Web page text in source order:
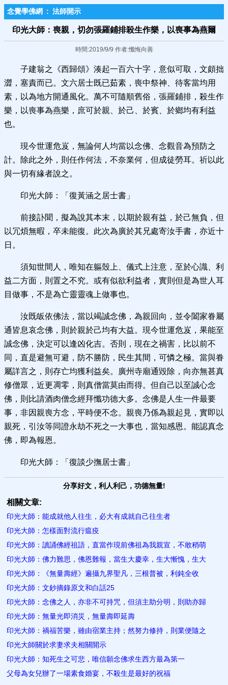
念覺學佛網 : 法師開示
印光大師：喪親，切勿張羅鋪排殺生作樂，以喪事為燕爾
時間:2019/9/9 作者:懺悔向善
子建翁之《西歸頌》湊起一百六十字，意似可取，文頗拙
澀，塞責而已。文六居士既已茹素，喪中祭神、待客當均用
素，以為地方開通風化。萬不可隨順舊俗，張羅鋪排，殺生作
樂，以喪事為燕樂，庶可於親、於己、於賓、於鄉均有利益
也。
現今世運危岌，無論何人均當以念佛、念觀音為預防之
計。除此之外，則任作何法，不奈業何，但成徒勞耳。祈以此
與一切有緣者說之。
印光大師：「復黃涵之居士書」
前接訃聞，擬為說其本末，以期於親有益，於己無負，但
以冗煩無暇，卒未能復。此次為廣於其兄處寄汝手書，亦近十
日。
須知世間人，唯知在軀殼上、儀式上注意，至於心識、利
益二方面，則置之不究。或有似欲利益者，實則但是為世人耳
目做事，不是為亡靈靈魂上做事也。
汝既皈依佛法，當以竭誠念佛，為親回向，並令闔家眷屬
通皆息哀念佛，則於親於己均有大益。現今世運危岌，果能至
誠念佛，決定可以逢凶化吉。否則，現在之禍害，比以前不
同，直是避無可避，防不勝防，民生其間，可憐之極。當與眷
屬詳言之，則存亡均獲利益矣。廣州寺廟通毀除，向亦無甚真
修僧眾，近更凋零，則真僧當莫由而得。但自己以至誠心念
佛，則比請酒肉僧念經拜懺功德大多。念佛是人生一件最要
事，非因親喪方念，平時便不念。親喪乃係為親起見，實即以
親死，引汝等同證永劫不死之一大事也，當知感恩。能認真念
佛，即為報恩。
印光大師：「復談少撫居士書」
分享好文，利人利己，功德無量!
相關文章:
印光大師：能成就他人往生，必大有成就自己往生者
印光大師：怎樣面對​流行瘟疫
印光大師：讀誦佛經祖語，直當作現前佛祖為我親宣，不敢稍萌
印光大師：佛力難思，佛恩難報，當生大慶幸，生大慚愧，生大
印光大師：《無量壽經》遍攝九界聖凡，三根普被，利鈍全收
印光大師：文鈔摘錄原文和白話25
印光大師：念佛之人，亦非不可持咒，但須主助分明，則助亦歸
印光大師：無量光即消災，無量壽即延壽
印光大師：禍福苦樂，雖由宿業主持；然努力修持，則業便隨之
印光大師關於求妻求夫相關開示
印光大師：知死生之可悲，唯信願念佛求生西方最為第一
父母為女兒辦了一場素食婚宴，不殺生是最好的祝福